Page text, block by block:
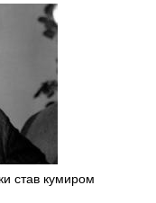
став кумиром